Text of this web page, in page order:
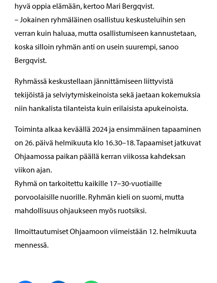
hyvä oppia elämään, kertoo Mari Bergqvist.
– Jokainen ryhmäläinen osallistuu keskusteluihin sen
verran kuin haluaa, mutta osallistumiseen kannustetaan,
koska silloin ryhmän anti on usein suurempi, sanoo
Bergqvist.
Ryhmässä keskustellaan jännittämiseen liittyvistä
tekijöistä ja selviytymiskeinoista sekä jaetaan kokemuksia
niin hankalista tilanteista kuin erilaisista apukeinoista.
Toiminta alkaa keväällä 2024 ja ensimmäinen tapaaminen
on 26. päivä helmikuuta klo 16.30–18. Tapaamiset jatkuvat
Ohjaamossa paikan päällä kerran viikossa kahdeksan
viikon ajan.
Ryhmä on tarkoitettu kaikille 17–30-vuotiaille
porvoolaisille nuorille. Ryhmän kieli on suomi, mutta
mahdollisuus ohjaukseen myös ruotsiksi.
Ilmoittautumiset Ohjaamoon viimeistään 12. helmikuuta
mennessä.